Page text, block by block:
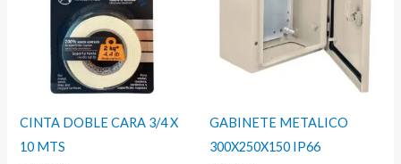
CINTA DOBLE CARA 3/4 X
10 MTS
GABINETE METALICO
300X250X150 IP66